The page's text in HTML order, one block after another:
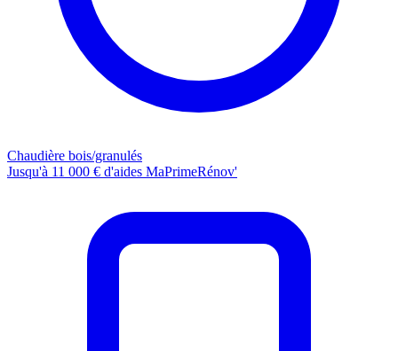
Chaudière bois/granulés
Jusqu'à 11 000 € d'aides MaPrimeRénov'